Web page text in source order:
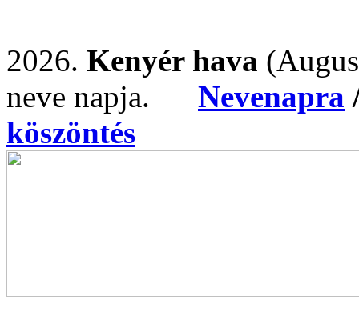
2026. Kenyér hava
neve napja. Nevenapra
köszöntés